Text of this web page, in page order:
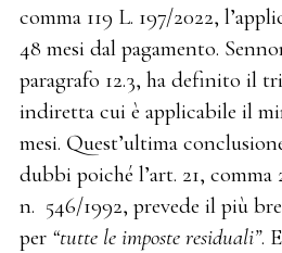
comma 119 L. 197/2022,
48 mesi dal pagamento.
paragrafo 12.3, ha definito il
indiretta cui è applicabile il
mesi. Quest’ultima
dubbi poiché l’art. 21,
n. 546/1992, prevede il più
per “tutte le imposte residuali”.